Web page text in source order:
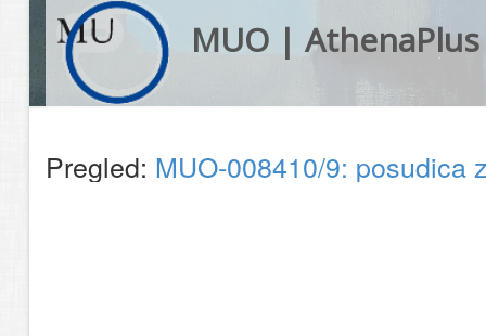
MUO | AthenaPlus
Pregled: MUO-008410/9: posudica